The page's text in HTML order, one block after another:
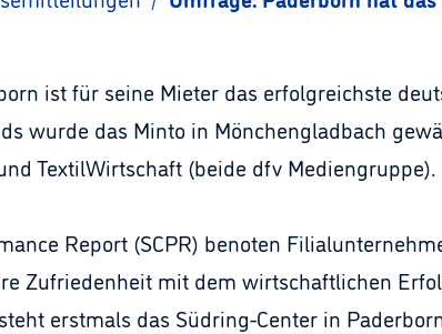
ist für seine Mieter das erfolgreichste
wurde das Minto in Mönchengladbach
TextilWirtschaft (beide dfv Mediengruppe).
Report (SCPR) benoten
Zufriedenheit mit dem wirtschaftlichen
erstmals das Südring-Center in